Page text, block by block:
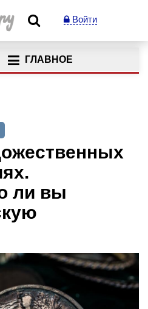
Войти
ГЛАВНОЕ
ли вы